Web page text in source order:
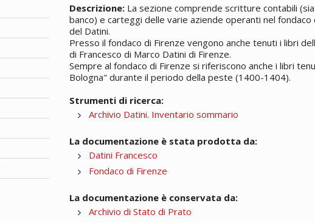
Descrizione: La sezione comprende scritture contabili
banco) e carteggi delle varie aziende operanti nel
del Datini.
Presso il fondaco di Firenze vengono anche tenuti i libri
di Francesco di Marco Datini di Firenze.
Sempre al fondaco di Firenze si riferiscono anche i libri
Bologna" durante il periodo della peste (1400-1404).
Strumenti di ricerca:
Archivio Datini. Inventario sommario
La documentazione è stata prodotta da:
Datini Francesco
Fondaco di Firenze
La documentazione è conservata da:
Archivio di Stato di Prato